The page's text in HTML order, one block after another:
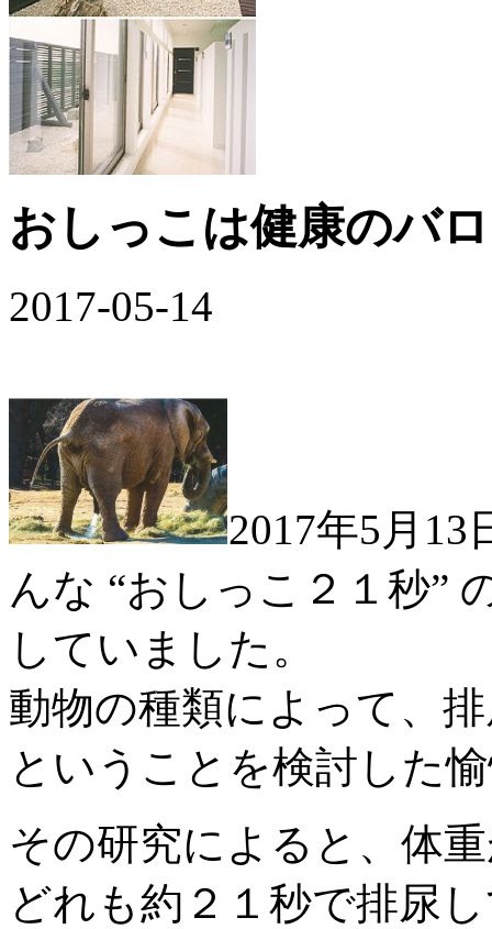
おしっこは健康のバ
2017-05-14
2017年5月
んな “おしっこ２１秒”
していました。
動物の種類によって、
ということを検討した
その研究によると、体
どれも約２１秒で排尿